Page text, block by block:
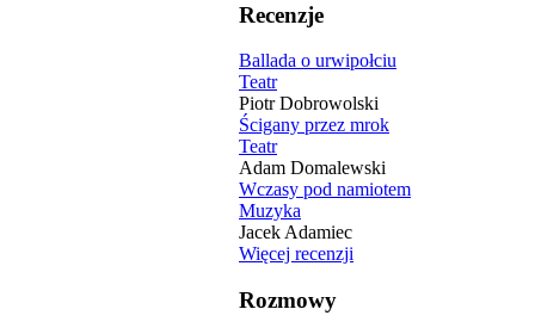
Recenzje
Ballada o urwipołciu
Teatr
Piotr Dobrowolski
Ścigany przez mrok
Teatr
Adam Domalewski
Wczasy pod namiotem
Muzyka
Jacek Adamiec
Więcej recenzji
Rozmowy